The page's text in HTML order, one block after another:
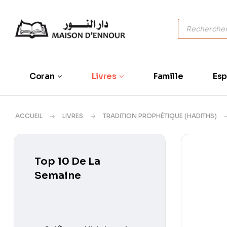
Coran Livres Famille
ACCUEIL LIVRES TRADITION PROPHÉTIQUE (HADITHS)
Top 10 De La
Semaine